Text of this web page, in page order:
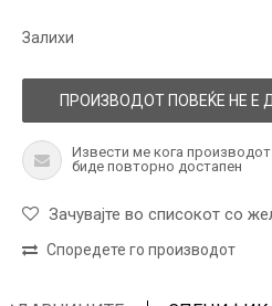
Залихи
ПРОИЗВОДОТ ПОВЕЌЕ НЕ Е
Извести ме кога
биде повторно достапен
Зачувајте во списокот со
Споредете го производот